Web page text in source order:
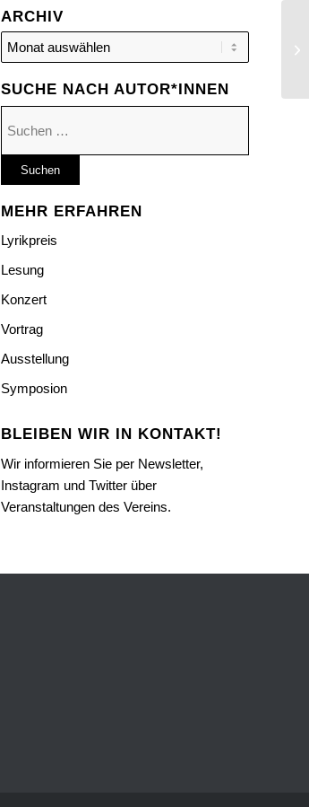
ARCHIV
SUCHE NACH AUTOR*INNEN
MEHR ERFAHREN
Lyrikpreis
Lesung
Konzert
Vortrag
Ausstellung
Symposion
BLEIBEN WIR IN KONTAKT!
Wir informieren Sie per Newsletter,
Instagram und Twitter über
Veranstaltungen des Vereins.